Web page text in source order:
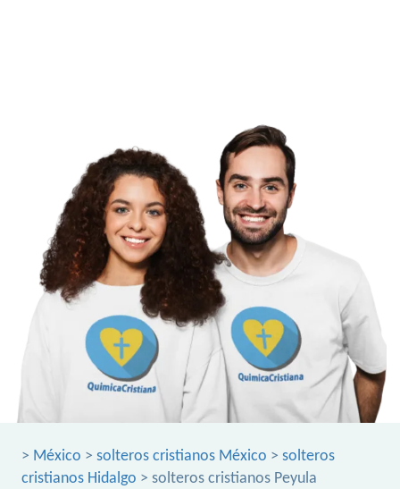
> México > solteros cristianos México > solteros
cristianos Hidalgo > solteros cristianos Peyula